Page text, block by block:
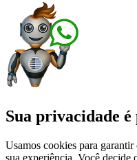
Sua privacidade
Usamos cookies para
sua experiência. Você decide